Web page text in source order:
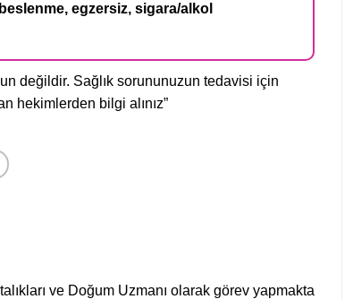
egzersiz, sigara/alkol
değildir. Sağlık sorununuzun tedavisi için
hekimlerden bilgi alınız”
ve Doğum Uzmanı olarak görev yapmakta